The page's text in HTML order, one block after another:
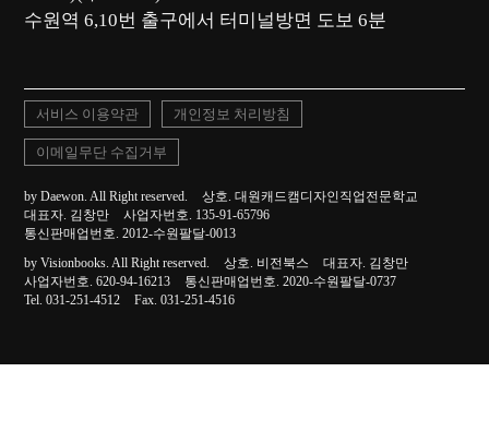
서비스 이용약관 개인정보 처리방침
이메일무단 수집거부
by Daewon. All Right reserved.
상호. 대원캐드캠디자인직업전문학교
대표자. 김창만
사업자번호. 135-91-65796
통신판매업번호. 2012-수원팔달-0013
by Visionbooks. All Right reserved. 상호. 비전북스
대표자. 김창만
사업자번호. 620-94-16213
통신판매업번호. 2020-수원팔달-0737
Tel. 031-251-4512
Fax. 031-251-4516